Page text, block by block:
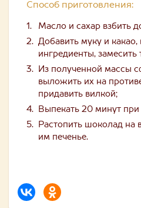
Способ приготовления:
Масло и сахар взбить
Добавить муку и какао,
ингредиенты, замесить
Из полученной массы
выложить их на
придавить вилкой;
Выпекать 20 минут при
Растопить шоколад на
им печенье.